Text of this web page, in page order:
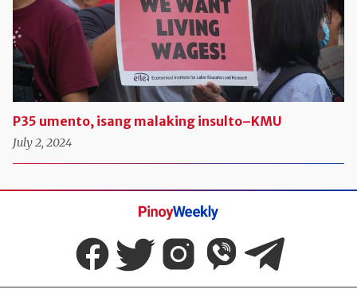
P35 umento, isang malaking insulto–KMU
July 2, 2024
Pinoy
Weekly